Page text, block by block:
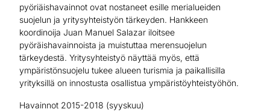
pyöriäishavainnot ovat nostaneet esille merialueiden
suojelun ja yritysyhteistyön tärkeyden. Hankkeen
koordinoija Juan Manuel Salazar iloitsee
pyöräishavainnoista ja muistuttaa merensuojelun
tärkeydestä. Yritysyhteistyö näyttää myös, että
ympäristönsuojelu tukee alueen turismia ja paikallisilla
yrityksillä on innostusta osallistua ympäristöyhteistyöhön.
Havainnot 2015-2018 (syyskuu)